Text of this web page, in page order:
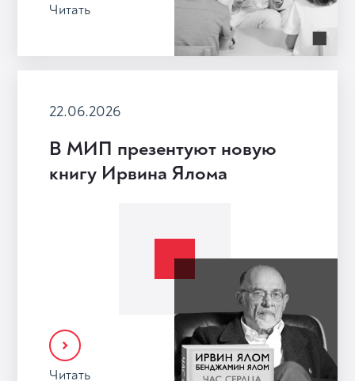
Читать
22.06.2026
В МИП презентуют новую
книгу Ирвина Ялома
Читать